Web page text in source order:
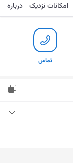
تماس
امکانات نزدیک درباره
تماس